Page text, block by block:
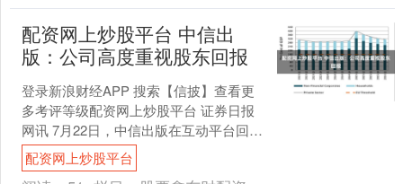
配资网上炒股平台 中信出
版：公司高度重视股东回报
登录新浪财经APP 搜索【信披】查看更
多考评等级配资网上炒股平台 证券日报
网讯 7月22日，中信出版在互动平台回答
投资者提问时表示，公司高度重视股东
回报，已将市....
配资网上炒股平台